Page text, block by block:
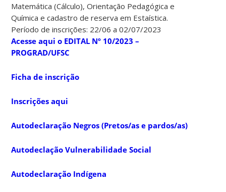
Matemática (Cálculo), Orientação Pedagógica e
Química e cadastro de reserva em Estaística.
Período de inscrições: 22/06 a 02/07/2023
Acesse aqui o EDITAL Nº 10/2023 –
PROGRAD/UFSC
Ficha de inscrição
Inscrições aqui
Autodeclaração Negros (Pretos/as e pardos/as)
Autodeclação Vulnerabilidade Social
Autodeclaração Indígena